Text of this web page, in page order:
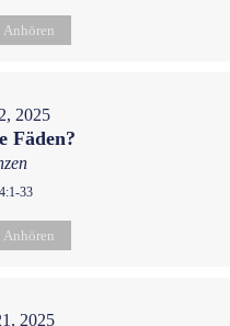
Anhören
2025
Fäden?
33
Anhören
2025